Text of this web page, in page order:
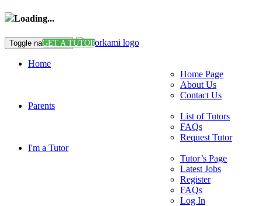
Loading...
Toggle navigationGET A TUTOR
Home
Home Page
About Us
Contact Us
Parents
List of Tutors
FAQs
Request Tutor
I'm a Tutor
Tutor’s Page
Latest Jobs
Register
FAQs
Log In